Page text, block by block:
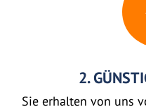
2.
Sie erhalten von uns